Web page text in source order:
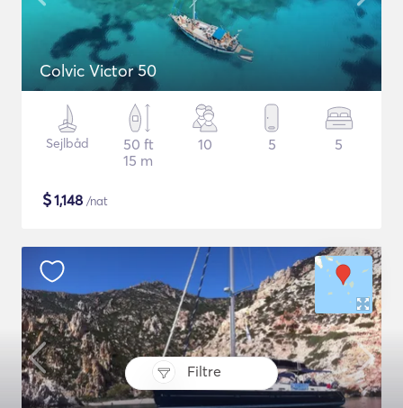
Filtre
Colvic Victor 50
Sejlbåd
50 ft
15 m
10 5 5
$1,148 /nat